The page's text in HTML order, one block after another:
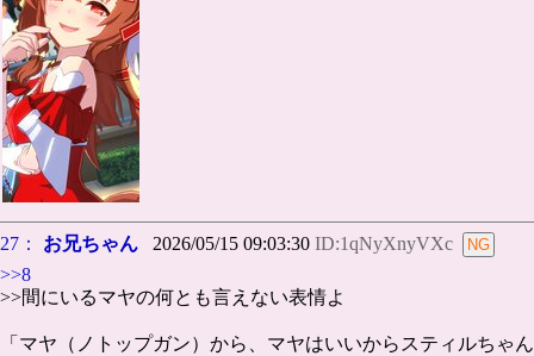
27： お兄ちゃん 2026/05/15 09:03:30 ID:1qNyXnyVXc
>>8
>>間にいるマヤの何とも言えない表情よ
「マヤ（ノトップガン）から、マヤはいいからスティルちゃん